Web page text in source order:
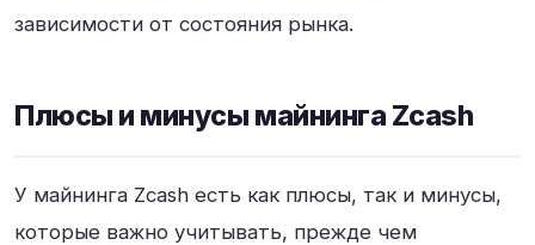
зависимости от состояния рынка.
Плюсы и минусы майнинга Zcash
У майнинга Zcash есть как плюсы, так и минусы,
которые важно учитывать, прежде чем